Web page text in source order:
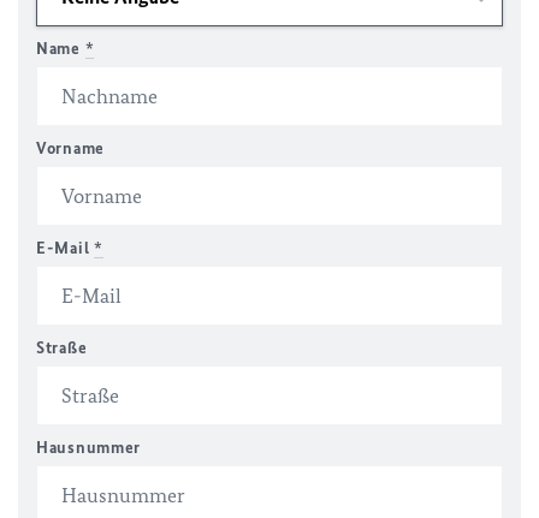
Name *
Vorname
E-Mail *
Straße
Hausnummer